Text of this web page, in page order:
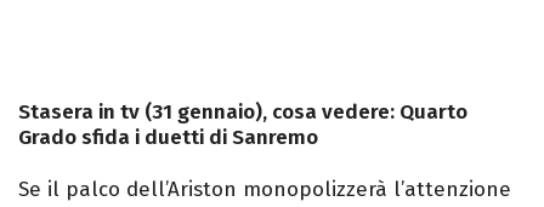
Stasera in tv (31 gennaio), cosa vedere: Quarto
Grado sfida i duetti di Sanremo
Se il palco dell’Ariston monopolizzerà l’attenzione